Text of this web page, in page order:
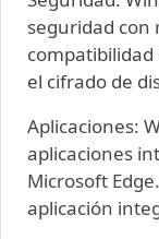
seguridad con
el cifrado de
Aplicaciones:
aplicaciones
Microsoft
aplicación